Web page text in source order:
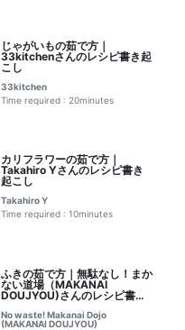
じゃがいもの茹で方｜
33kitchenさんのレシピ書き起
こし
33kitchen
Time required : 20minutes
カリフラワーの茹で方｜
Takahiro Yさんのレシピ書き
起こし
Takahiro Y
Time required : 10minutes
ふきの茹で方｜無駄なし！まか
ない道場（MAKANAI
DOUJYOU)さんのレシピ書き
起こし
No waste! Makanai Dojo
(MAKANAI DOUJYOU)